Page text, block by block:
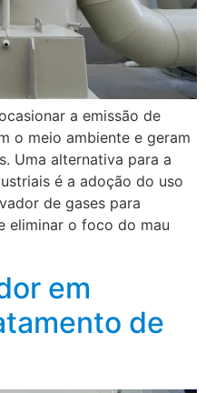
a emissão de
o meio ambiente e geram
Uma alternativa para a
é a adoção do uso
de gases para
eliminar o foco do mau
em
de